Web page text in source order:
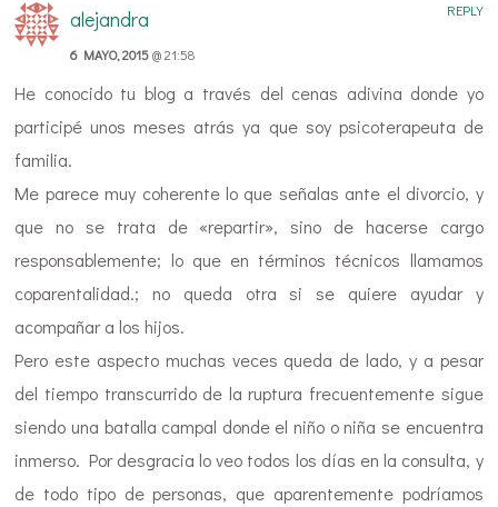
alejandra
6 MAYO, 2015@ 21:58
He conocido tu blog a través del cenas adivina donde yo
participé unos meses atrás ya que soy psicoterapeuta de
familia.
Me parece muy coherente lo que señalas ante el divorcio, y
que no se trata de «repartir», sino de hacerse cargo
responsablemente; lo que en términos técnicos llamamos
coparentalidad.; no queda otra si se quiere ayudar y
acompañar a los hijos.
Pero este aspecto muchas veces queda de lado, y a pesar
del tiempo transcurrido de la ruptura frecuentemente sigue
siendo una batalla campal donde el niño o niña se encuentra
inmerso. Por desgracia lo veo todos los días en la consulta, y
de todo tipo de personas, que aparentemente podríamos
REPLY